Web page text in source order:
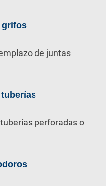
grifos
de juntas
perforadas o